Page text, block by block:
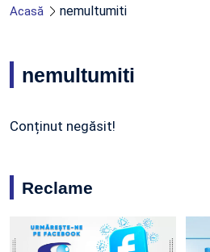
Acasă nemultumiti
nemultumiti
Conținut negăsit!
Reclame